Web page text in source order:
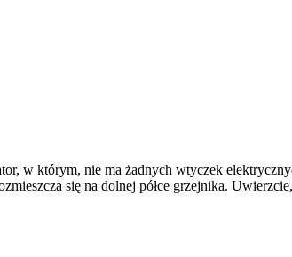
w którym, nie ma żadnych wtyczek
się na dolnej półce grzejnika.